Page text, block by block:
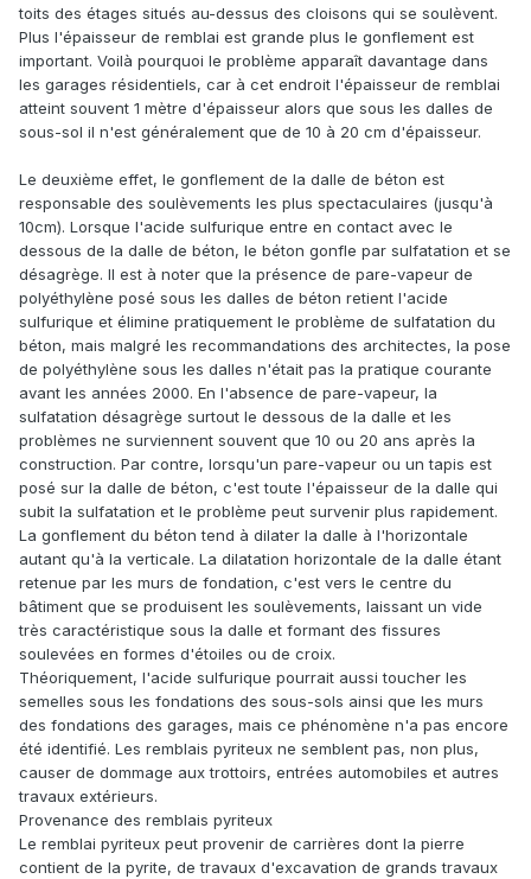
toits des étages situés au-dessus des cloisons qui se soulèvent.
Plus l'épaisseur de remblai est grande plus le gonflement est
important. Voilà pourquoi le problème apparaît davantage dans
les garages résidentiels, car à cet endroit l'épaisseur de remblai
atteint souvent 1 mètre d'épaisseur alors que sous les dalles de
sous-sol il n'est généralement que de 10 à 20 cm d'épaisseur.
Le deuxième effet, le gonflement de la dalle de béton est
responsable des soulèvements les plus spectaculaires (jusqu'à
10cm). Lorsque l'acide sulfurique entre en contact avec le
dessous de la dalle de béton, le béton gonfle par sulfatation et se
désagrège. Il est à noter que la présence de pare-vapeur de
polyéthylène posé sous les dalles de béton retient l'acide
sulfurique et élimine pratiquement le problème de sulfatation du
béton, mais malgré les recommandations des architectes, la pose
de polyéthylène sous les dalles n'était pas la pratique courante
avant les années 2000. En l'absence de pare-vapeur, la
sulfatation désagrège surtout le dessous de la dalle et les
problèmes ne surviennent souvent que 10 ou 20 ans après la
construction. Par contre, lorsqu'un pare-vapeur ou un tapis est
posé sur la dalle de béton, c'est toute l'épaisseur de la dalle qui
subit la sulfatation et le problème peut survenir plus rapidement.
La gonflement du béton tend à dilater la dalle à l'horizontale
autant qu'à la verticale. La dilatation horizontale de la dalle étant
retenue par les murs de fondation, c'est vers le centre du
bâtiment que se produisent les soulèvements, laissant un vide
très caractéristique sous la dalle et formant des fissures
soulevées en formes d'étoiles ou de croix.
Théoriquement, l'acide sulfurique pourrait aussi toucher les
semelles sous les fondations des sous-sols ainsi que les murs
des fondations des garages, mais ce phénomène n'a pas encore
été identifié. Les remblais pyriteux ne semblent pas, non plus,
causer de dommage aux trottoirs, entrées automobiles et autres
travaux extérieurs.
Provenance des remblais pyriteux
Le remblai pyriteux peut provenir de carrières dont la pierre
contient de la pyrite, de travaux d'excavation de grands travaux